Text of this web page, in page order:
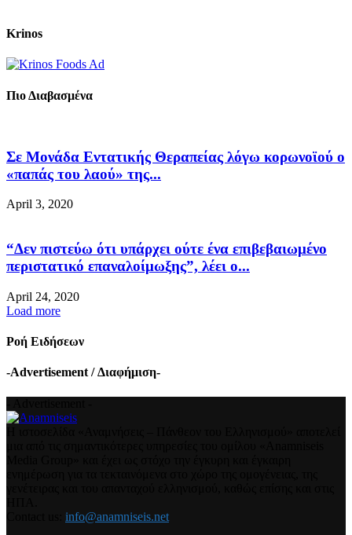
Krinos
Πιο Διαβασμένα
Σε Μονάδα Εντατικής Θεραπείας λόγω κορωνοϊού ο
«παπάς του λαού» της...
April 3, 2020
“Δεν πιστεύω ότι υπάρχει ούτε ένα επιβεβαιωμένο
περιστατικό επαναλοίμωξης”, λέει ο...
April 24, 2020
Load more
Ροή Ειδήσεων
-Advertisement / Διαφήμιση-
info@anamniseis.net